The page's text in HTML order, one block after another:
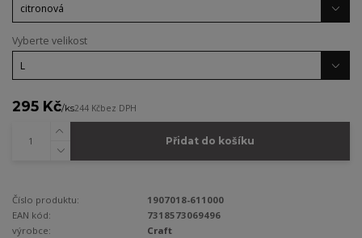
Vyberte velikost
295 Kč/ks244 Kčbez DPH
Přidat do košíku
Číslo produktu:
1907018-611000
EAN kód:
7318573069496
výrobce:
Craft